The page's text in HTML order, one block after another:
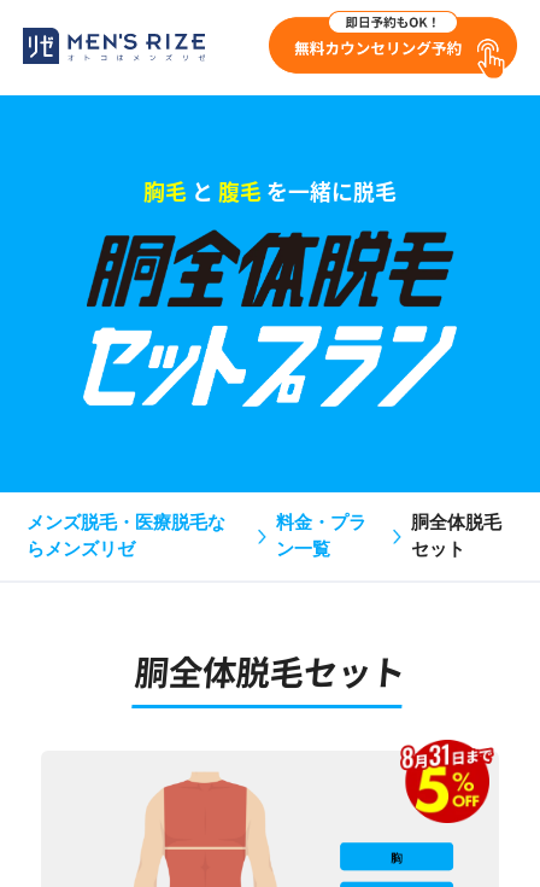
胸毛 と 腹毛を一緒に脱毛
メンズ脱毛・医療脱毛な
らメンズリゼ
料金・プラ
ン一覧
胴全体脱毛
セット
胴全体脱毛セット